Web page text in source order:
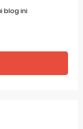
blog ini